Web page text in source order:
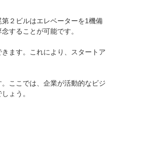
２ビルはエレベーターを1機備
することが可能です。
ます。これにより、スタートア
ここでは、企業が活動的なビジ
ょう。